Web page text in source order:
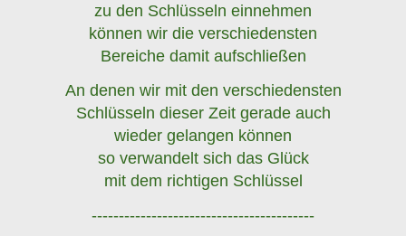
zu den Schlüsseln einnehmen
können wir die verschiedensten
Bereiche damit aufschließen
An denen wir mit den verschiedensten
Schlüsseln dieser Zeit gerade auch
wieder gelangen können
so verwandelt sich das Glück
mit dem richtigen Schlüssel
-----------------------------------------